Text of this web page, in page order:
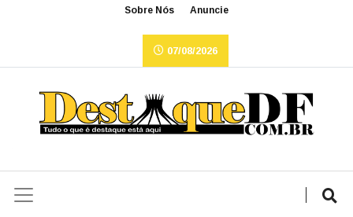
Sobre Nós Anuncie
07/08/2026